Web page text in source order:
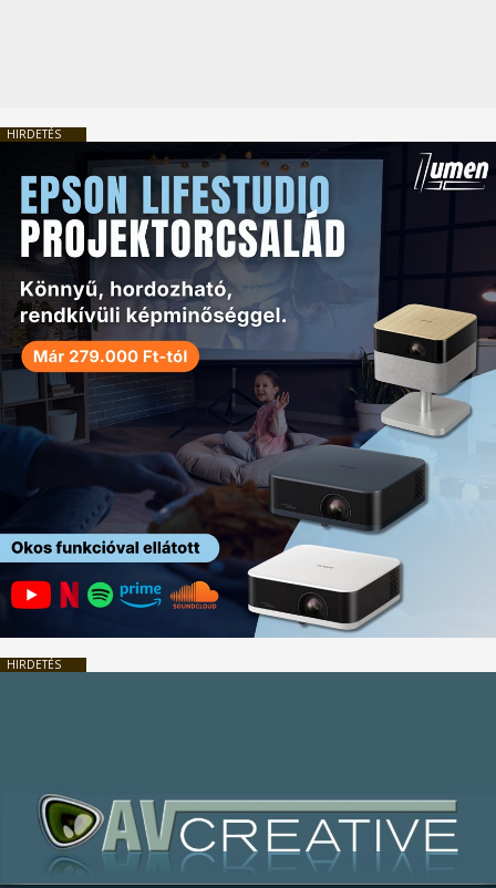
HIRDETÉS
HIRDETÉS